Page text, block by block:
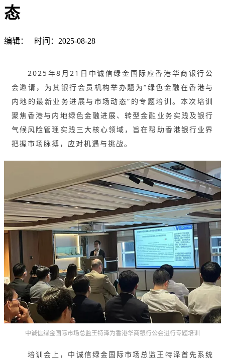
态
编辑： 时间：2025-08-28
2025年8月21日中诚信绿金国际应香港华商银行公
会邀请，为其银行会员机构举办题为“绿色金融在香港与
内地的最新业务进展与市场动态”的专题培训。本次培训
聚焦香港与内地绿色金融进展、转型金融业务实践及银行
气候风险管理实践三大核心领域，旨在帮助香港银行业界
把握市场脉搏，应对机遇与挑战。
中诚信绿金国际市场总监王特泽为香港华商银行公会进行专题培训
培训会上，中诚信绿金国际市场总监王特泽首先系统